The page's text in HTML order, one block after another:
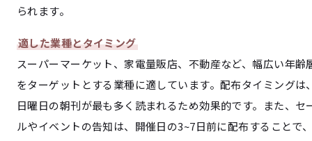
られます。
適した業種とタイミング
スーパーマーケット、家電量販店、不動産など、幅広い年齢
をターゲットとする業種に適しています。配布タイミングは
日曜日の朝刊が最も多く読まれるため効果的です。また、セ
ルやイベントの告知は、開催日の3~7日前に配布することで